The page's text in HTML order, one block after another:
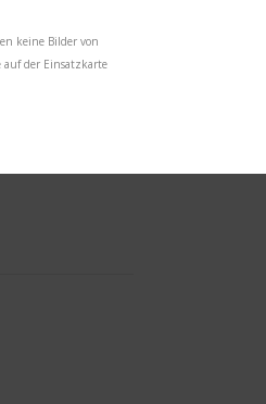
keine Bilder von
auf der Einsatzkarte